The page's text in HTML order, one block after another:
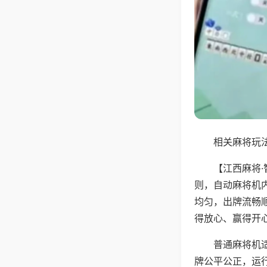
相关麻将玩
【江西麻
则，自动麻将机
均匀，出牌流畅
得放心、赢得开
普通麻将机
牌公平公正，运